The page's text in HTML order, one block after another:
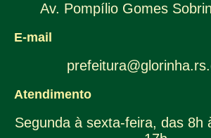
Av. Pompílio Gomes
E-mail
Atendimento
Segunda à sexta-feira, das 8h